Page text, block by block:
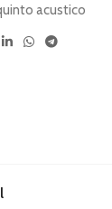
acustico